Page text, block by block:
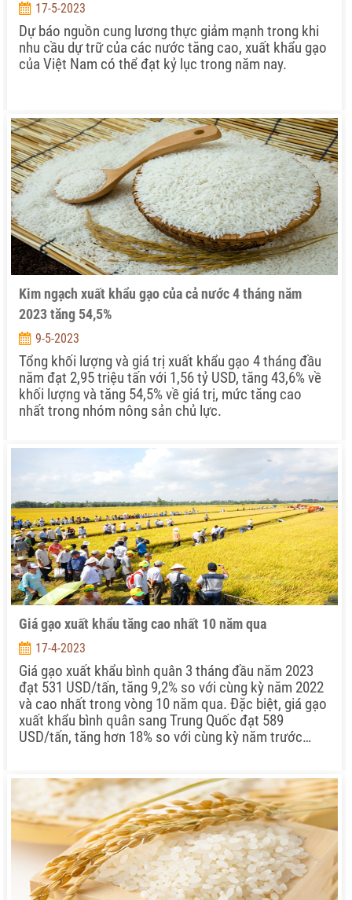
17-5-2023
Dự báo nguồn cung lương thực giảm mạnh trong khi
nhu cầu dự trữ của các nước tăng cao, xuất khẩu gạo
của Việt Nam có thể đạt kỷ lục trong năm nay.
Kim ngạch xuất khẩu gạo của cả nước 4 tháng năm
2023 tăng 54,5%
9-5-2023
Tổng khối lượng và giá trị xuất khẩu gạo 4 tháng đầu
năm đạt 2,95 triệu tấn với 1,56 tỷ USD, tăng 43,6% về
khối lượng và tăng 54,5% về giá trị, mức tăng cao
nhất trong nhóm nông sản chủ lực.
Giá gạo xuất khẩu tăng cao nhất 10 năm qua
17-4-2023
Giá gạo xuất khẩu bình quân 3 tháng đầu năm 2023
đạt 531 USD/tấn, tăng 9,2% so với cùng kỳ năm 2022
và cao nhất trong vòng 10 năm qua. Đặc biệt, giá gạo
xuất khẩu bình quân sang Trung Quốc đạt 589
USD/tấn, tăng hơn 18% so với cùng kỳ năm trước…